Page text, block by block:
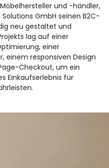
und -händler,
GmbH seinen B2C-
neu gestaltet und
lag auf einer
einer
einem responsiven Design
Checkout, um ein
Einkaufserlebnis für